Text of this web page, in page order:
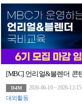
D-4M
2026-06-10 ~ 2026-12-15
대외활동